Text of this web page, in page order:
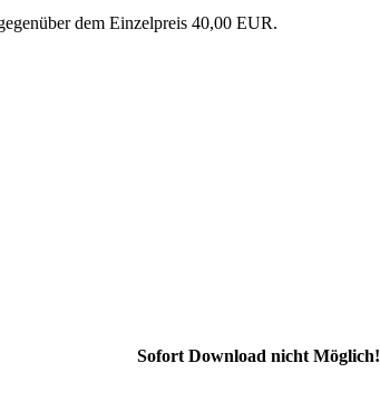
dem Einzelpreis 40,00 EUR.
Sofort Download nicht Möglich!